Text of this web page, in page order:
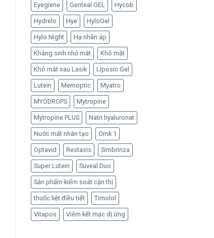
Eyegiene Genteal GEL Hycob
Hydrelo Hye HyloGel
Hylo Night Hạ nhãn áp
Kháng sinh nhỏ mắt Khô mắt
Khô mắt sau Lasik Liposic Gel
Lutein Memoptic Myatro
MYODROPS Mytropine
Mytropine PLUS Natri hyaluronat
Nước mắt nhân tạo Omk 1
Optavid Restasis Simbrinza
Super Lutein Suveal Duo
Sản phẩm kiểm soát cận thị
thuốc liệt điều tiết Timolol
Vitapos Viêm kết mạc dị ứng